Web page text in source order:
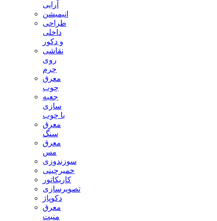
آرایی
انیمیشن
طراحی
داخلی
و دکور
نقاشی
روی
چرم
معرق
چوب
جعبه
سازی
با چوب
معرق
سنگ
معرق
مس
سوزندوزی
خمیرچینی
کاریکاتور
تصویرسازی
دکوپاژ
معرق
منبت